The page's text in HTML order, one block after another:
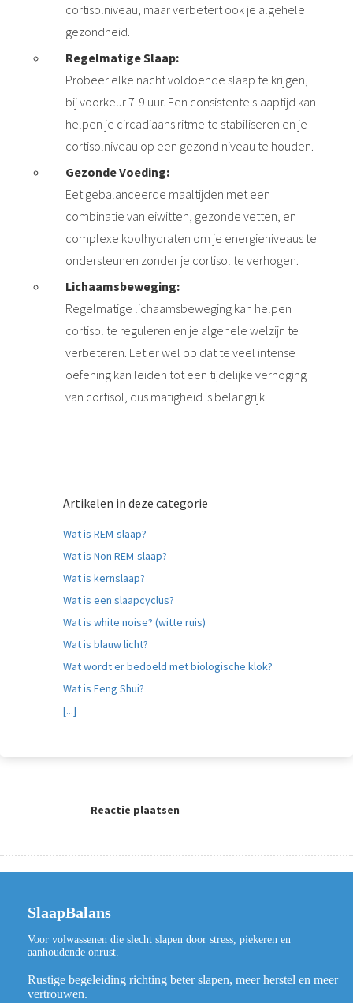
cortisolniveau, maar verbetert ook je algehele
gezondheid.
Regelmatige Slaap:
Probeer elke nacht voldoende slaap te krijgen,
bij voorkeur 7-9 uur. Een consistente slaaptijd kan
helpen je circadiaans ritme te stabiliseren en je
cortisolniveau op een gezond niveau te houden.
Gezonde Voeding:
Eet gebalanceerde maaltijden met een
combinatie van eiwitten, gezonde vetten, en
complexe koolhydraten om je energieniveaus te
ondersteunen zonder je cortisol te verhogen.
Lichaamsbeweging:
Regelmatige lichaamsbeweging kan helpen
cortisol te reguleren en je algehele welzijn te
verbeteren. Let er wel op dat te veel intense
oefening kan leiden tot een tijdelijke verhoging
van cortisol, dus matigheid is belangrijk.
Artikelen in deze categorie
Wat is REM-slaap?
Wat is Non REM-slaap?
Wat is kernslaap?
Wat is een slaapcyclus?
Wat is white noise? (witte ruis)
Wat is blauw licht?
Wat wordt er bedoeld met biologische klok?
Wat is Feng Shui?
[...]
Reactie plaatsen
SlaapBalans
Voor volwassenen die slecht slapen door stress, piekeren en
aanhoudende onrust.
Rustige begeleiding richting beter slapen, meer herstel en meer
vertrouwen.